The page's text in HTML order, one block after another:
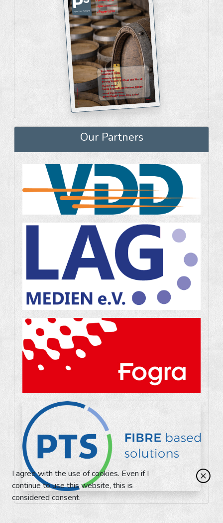
Our Partners
I agree with the use of cookies. Even if I
continue to use this website, this is
considered consent.